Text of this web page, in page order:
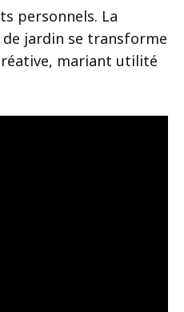
personnels. La
de jardin se transforme
mariant utilité